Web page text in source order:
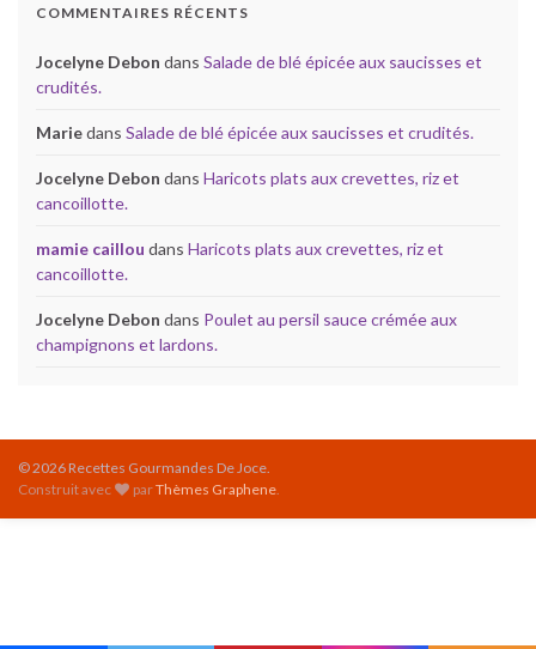
COMMENTAIRES RÉCENTS
Jocelyne Debon dans Salade de blé épicée aux saucisses et
crudités.
Mariedans Salade de blé épicée aux saucisses et crudités.
Jocelyne Debon dans Haricots plats aux crevettes, riz et
cancoillotte.
mamie caillou dans Haricots plats aux crevettes, riz et
cancoillotte.
Jocelyne Debon dans Poulet au persil sauce crémée aux
champignons et lardons.
© 2026 Recettes Gourmandes De Joce.
Construit avec
parThèmes Graphene